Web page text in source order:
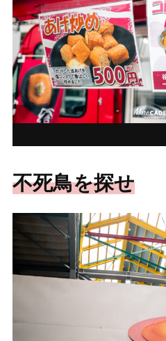
不死鳥を探せ